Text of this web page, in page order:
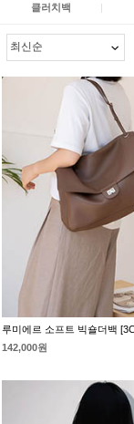
클러치백 |
루미에르 소프트 빅숄더백
142,000원